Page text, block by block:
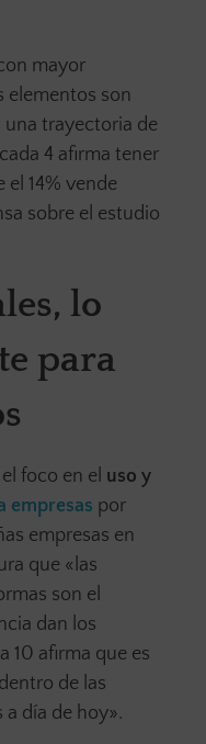
mayor
elementos son
una trayectoria de
4 afirma tener
14% vende
sobre el estudio
lo
para
foco en el uso y
empresas por
empresas en
que «las
son el
dan los
10 afirma que es
de las
día de hoy».